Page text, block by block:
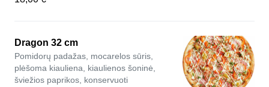
Dragon 32 cm
Pomidorų padažas, mocarelos sūris,
plėšoma kiauliena, kiaulienos šoninė,
šviežios paprikos, konservuoti